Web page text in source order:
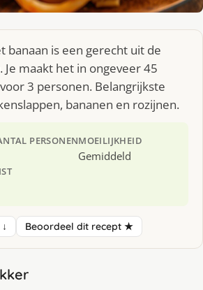
banaan is een gerecht uit de
Je maakt het in ongeveer 45
3 personen. Belangrijkste
bananen en rozijnen.
PERSONENMOEILIJKHEID
Gemiddeld
Beoordeel dit recept ★